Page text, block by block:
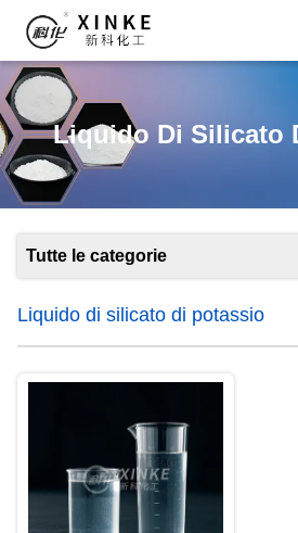
Liquido Di Silicato
Tutte le categorie
Liquido di silicato di potassio